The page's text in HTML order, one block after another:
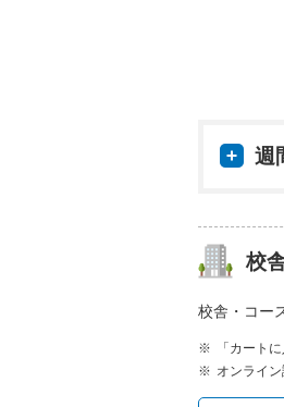
週
校
校舎・コー
「カート
オンライ